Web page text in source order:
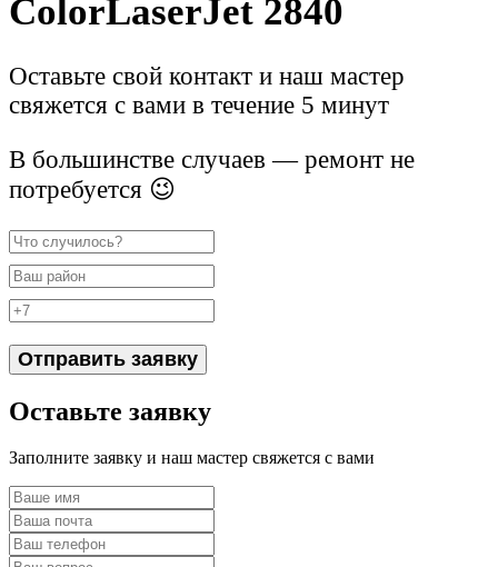
ColorLaserJet 2840
Оставьте свой контакт и наш мастер
свяжется с вами в течение 5 минут
В большинстве случаев — ремонт не
потребуется 😉
Отправить заявку
Оставьте заявку
Заполните заявку и наш мастер свяжется с вами